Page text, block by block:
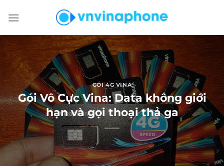
đến
GÓI 4G VINA
Gói Vô Cực Vina: Data không giới
hạn và gọi thoại thả ga